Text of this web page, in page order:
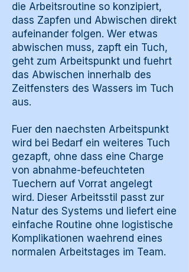
die Arbeitsroutine so konzipiert,
dass Zapfen und Abwischen direkt
aufeinander folgen. Wer etwas
abwischen muss, zapft ein Tuch,
geht zum Arbeitspunkt und fuehrt
das Abwischen innerhalb des
Zeitfensters des Wassers im Tuch
aus.
Fuer den naechsten Arbeitspunkt
wird bei Bedarf ein weiteres Tuch
gezapft, ohne dass eine Charge
von abnahme-befeuchteten
Tuechern auf Vorrat angelegt
wird. Dieser Arbeitsstil passt zur
Natur des Systems und liefert eine
einfache Routine ohne logistische
Komplikationen waehrend eines
normalen Arbeitstages im Team.